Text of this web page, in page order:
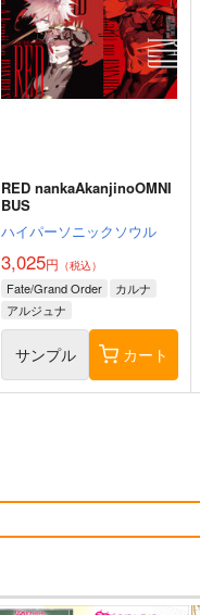
RED nankaAkanjinoOMNI
BUS
ハイパーソニックソウル
3,025円 （税込）
Fate/Grand Order
カルナ
アルジュナ
サンプル カート